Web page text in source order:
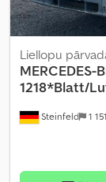
Steinfeld 1
Liellopu
MERCEDES-
1218*Blatt/